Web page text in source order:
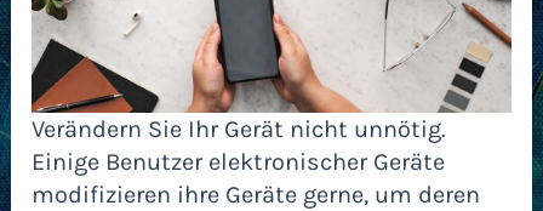
Verändern Sie Ihr Gerät nicht unnötig.
Einige Benutzer elektronischer Geräte
modifizieren ihre Geräte gerne, um deren